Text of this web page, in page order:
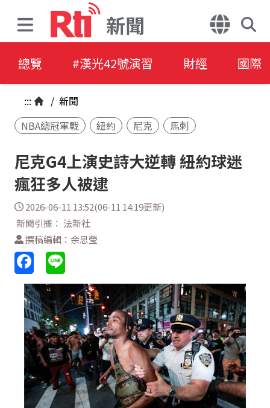
新聞
總覽 #漢光42號演習 財經 國際
::: / 新聞
NBA總冠軍戰
紐約 尼克 馬刺
尼克G4上演史詩大逆轉 紐約球迷
瘋狂多人被逮
2026-06-11 13:52(06-11 14:19更新)
新聞引據： 法新社
撰稿編輯：余思瑩